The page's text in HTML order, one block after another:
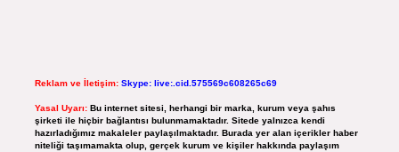
Reklam ve İletişim: Skype: live:.cid.575569c608265c69
Yasal Uyarı: Bu internet sitesi, herhangi bir marka, kurum veya şahıs
şirketi ile hiçbir bağlantısı bulunmamaktadır. Sitede yalnızca kendi
hazırladığımız makaleler paylaşılmaktadır. Burada yer alan içerikler haber
niteliği taşımamakta olup, gerçek kurum ve kişiler hakkında paylaşım